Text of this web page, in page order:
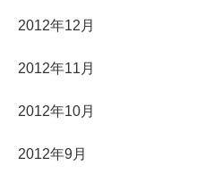
2012年12月
2012年11月
2012年10月
2012年9月